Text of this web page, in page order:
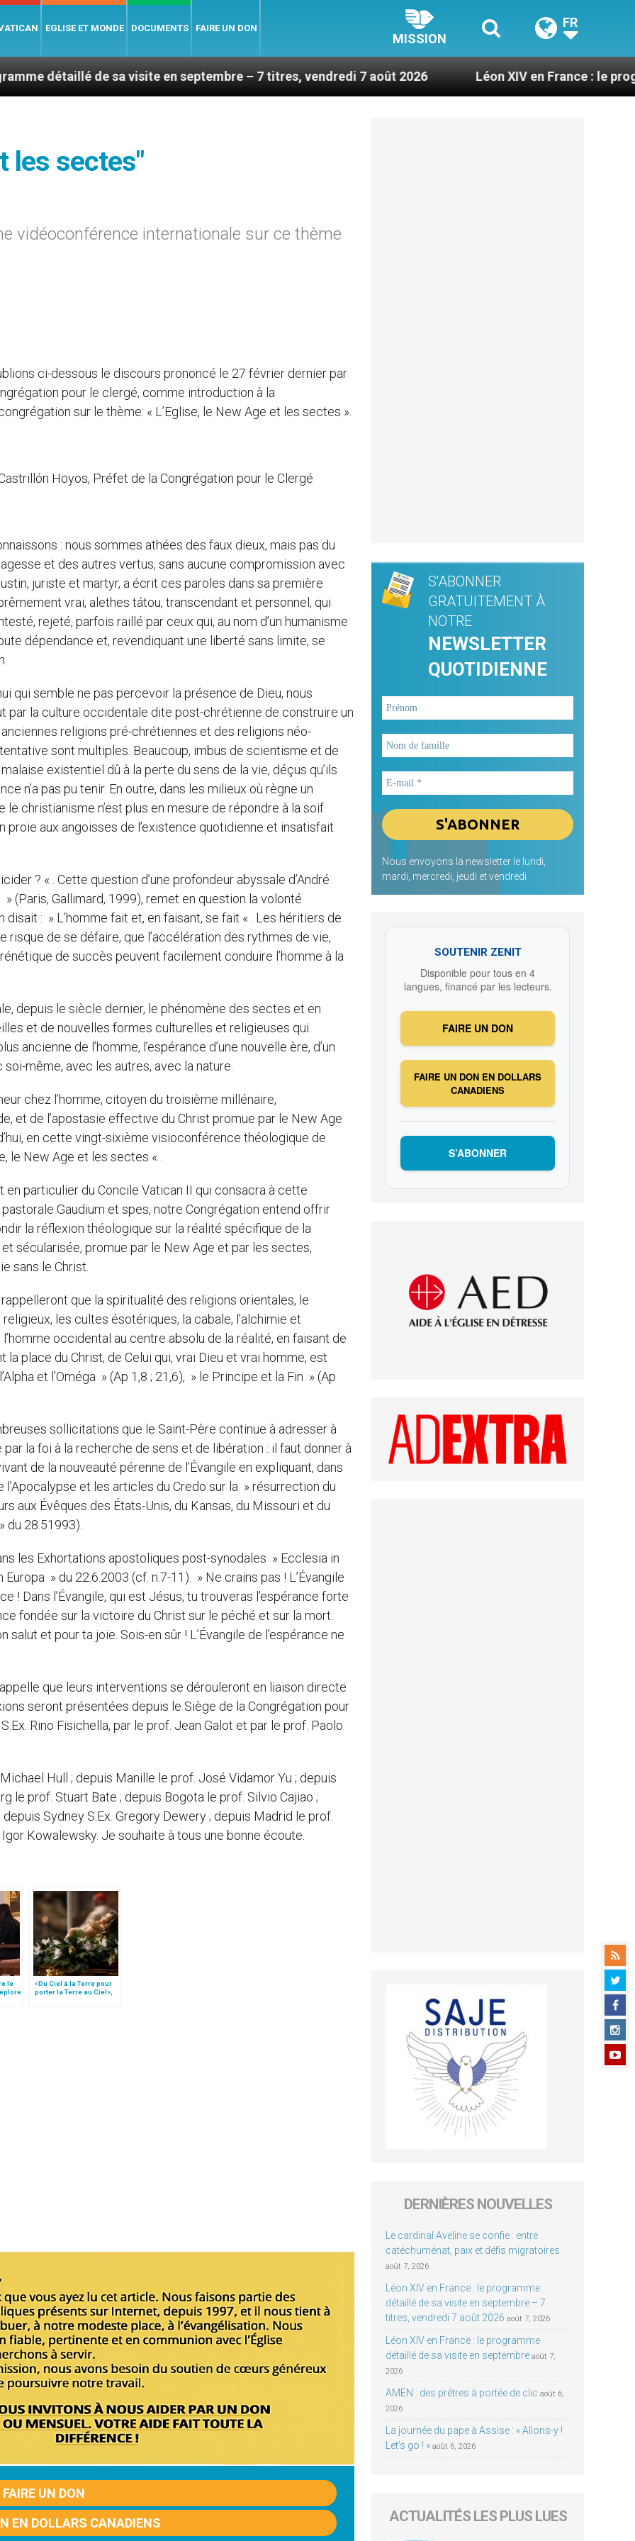
EGLISE ET MONDE DOCUMENTS FAIRE UN DON
MISSION
FR
sa visite en septembre – 7 titres, vendredi 7 août 2026 Léon XIV en France : le programme
les sectes"
vidéoconférence internationale sur ce thème
ci-dessous le discours prononcé le 27 février dernier par
pour le clergé, comme introduction à la
sur le thème: « L’Eglise, le New Age et les sectes ».
Hoyos, Préfet de la Congrégation pour le Clergé
: nous sommes athées des faux dieux, mais pas du
et des autres vertus, sans aucune compromission avec
juriste et martyr, a écrit ces paroles dans sa première
vrai, alethes tátou, transcendant et personnel, qui
rejeté, parfois raillé par ceux qui, au nom d’un humanisme
dépendance et, revendiquant une liberté sans limite, se
qui semble ne pas percevoir la présence de Dieu, nous
par la culture occidentale dite post-chrétienne de construire un
religions pré-chrétiennes et des religions néo-
sont multiples. Beaucoup, imbus de scientisme et de
existentiel dû à la perte du sens de la vie, déçus qu’ils
n’a pas pu tenir. En outre, dans les milieux où règne un
christianisme n’est plus en mesure de répondre à la soif
aux angoisses de l’existence quotidienne et insatisfait
? « . Cette question d’une profondeur abyssale d’André
(Paris, Gallimard, 1999), remet en question la volonté
: » L’homme fait et, en faisant, se fait « . Les héritiers de
risque de se défaire, que l’accélération des rythmes de vie,
de succès peuvent facilement conduire l’homme à la
depuis le siècle dernier, le phénomène des sectes et en
et de nouvelles formes culturelles et religieuses qui
ancienne de l’homme, l’espérance d’une nouvelle ère, d’un
même, avec les autres, avec la nature.
chez l’homme, citoyen du troisième millénaire,
et de l’apostasie effective du Christ promue par le New Age
en cette vingt-sixième visioconférence théologique de
le New Age et les sectes « .
en particulier du Concile Vatican II qui consacra à cette
Gaudium et spes, notre Congrégation entend offrir
la réflexion théologique sur la réalité spécifique de la
sécularisée, promue par le New Age et par les sectes,
sans le Christ.
que la spiritualité des religions orientales, le
les cultes ésotériques, la cabale, l’alchimie et
occidental au centre absolu de la réalité, en faisant de
place du Christ, de Celui qui, vrai Dieu et vrai homme, est
et l’Oméga » (Ap 1,8 ; 21,6), » le Principe et la Fin » (Ap
sollicitations que le Saint-Père continue à adresser à
la foi à la recherche de sens et de libération : il faut donner à
de la nouveauté pérenne de l’Évangile en expliquant, dans
et les articles du Credo sur la » résurrection du
aux Évêques des États-Unis, du Kansas, du Missouri et du
du 28.51993).
les Exhortations apostoliques post-synodales » Ecclesia in
» du 22.6.2003 (cf. n.7-11). » Ne crains pas ! L’Évangile
! Dans l’Évangile, qui est Jésus, tu trouveras l’espérance forte
fondée sur la victoire du Christ sur le péché et sur la mort.
et pour ta joie. Sois-en sûr ! L’Évangile de l’espérance ne
que leurs interventions se dérouleront en liaison directe
seront présentées depuis le Siège de la Congrégation pour
Rino Fisichella, par le prof. Jean Galot et par le prof. Paolo
Hull ; depuis Manille le prof. José Vidamor Yu ; depuis
le prof. Stuart Bate ; depuis Bogota le prof. Silvio Cajiao ;
Sydney S.Ex. Gregory Dewery ; depuis Madrid le prof.
Kowalewsky. Je souhaite à tous une bonne écoute.
le
«Du Ciel à la Terre pour
porter la Terre au Ciel»,
FAIRE UN DON
EN DOLLARS CANADIENS
S'ABONNER
GRATUITEMENT À
NOTRE
NEWSLETTER
QUOTIDIENNE
Nous envoyons la newsletter le lundi,
mardi, mercredi, jeudi et vendredi
SOUTENIR ZENIT
Disponible pour tous en 4
langues, financé par les lecteurs.
FAIRE UN DON
FAIRE UN DON EN DOLLARS
CANADIENS
S’ABONNER
DERNIÈRES NOUVELLES
Le cardinal Aveline se confie : entre
catéchuménat, paix et défis migratoires
août 7, 2026
Léon XIV en France : le programme
détaillé de sa visite en septembre – 7
titres, vendredi 7 août 2026 août 7, 2026
Léon XIV en France : le programme
détaillé de sa visite en septembre août 7,
2026
AMEN : des prêtres à portée de clic août 6,
2026
La journée du pape à Assise : « Allons-y !
Let’s go ! » août 6, 2026
ACTUALITÉS LES PLUS LUES